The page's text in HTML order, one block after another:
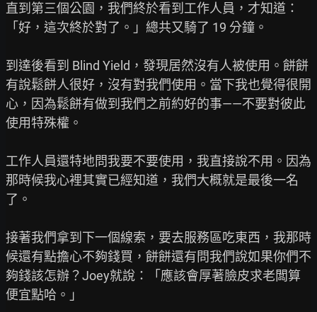
直到第三個公園，我們終於看到工作人員，才知道：
「好，這次終於對了。」總共又騎了 19 分鐘。
到達後看到 Blind Yield，發現居然沒有人被使用。餅餅
有說鬆餅人很好，沒有對我們使用。當下我也覺得很開
心，因為鬆餅有做到我們之前約好的事——不要對彼此
使用特殊權。
工作人員還特地問我要不要使用，我直接說不用。因為
那時候我心裡其實已經知道，我們大概就是最後一名
了。
接著我們拿到下一個線索，要去服務區吃東西，我那時
候還有點擔心不夠錢買，餅餅還有問我們說如果你們不
夠錢該怎辦？Joey就說：「應該會厚著臉皮求老闆算
便宜點哈。」